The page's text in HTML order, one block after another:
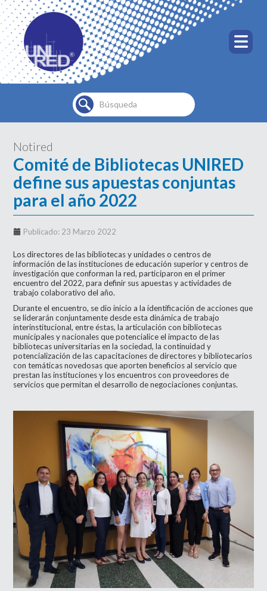
Buscar...
Notired
Comité de Bibliotecas UNIRED
define sus apuestas conjuntas
para el año 2022
Publicado: 23 Marzo 2022
Los directores de las bibliotecas y unidades o centros de
información de las instituciones de educación superior y centros de
investigación que conforman la red, participaron en el primer
encuentro del 2022, para definir sus apuestas y actividades de
trabajo colaborativo del año.
Durante el encuentro, se dio inicio a la identificación de acciones que
se liderarán conjuntamente desde esta dinámica de trabajo
interinstitucional, entre éstas, la articulación con bibliotecas
municipales y nacionales que potencialice el impacto de las
bibliotecas universitarias en la sociedad, la continuidad y
potencialización de las capacitaciones de directores y bibliotecarios
con temáticas novedosas que aporten beneficios al servicio que
prestan las instituciones y los encuentros con proveedores de
servicios que permitan el desarrollo de negociaciones conjuntas.